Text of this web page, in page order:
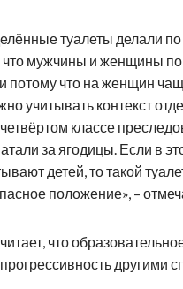
туалеты делали
что мужчины и женщины
потому что на женщин
учитывать контекст
классе
за ягодицы. Если в
детей, то такой
положение», –
что
другими